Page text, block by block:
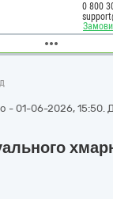
0 800
- 01-06-2026, 15:50.